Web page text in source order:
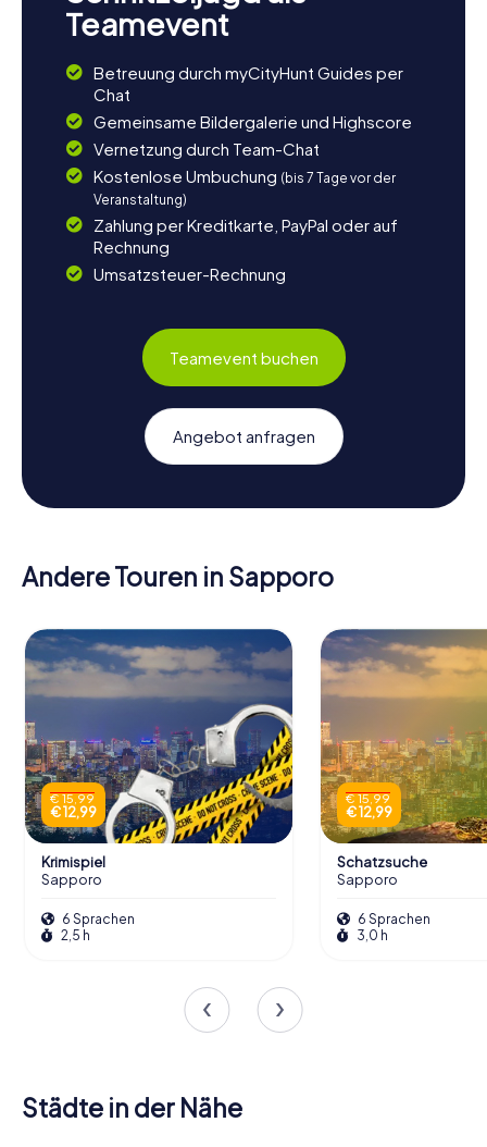
Teamevent
Betreuung durch myCityHunt Guides per
Chat
Gemeinsame Bildergalerie und Highscore
Vernetzung durch Team-Chat
Kostenlose Umbuchung (bis 7 Tage vor der
Veranstaltung)
Zahlung per Kreditkarte, PayPal oder auf
Rechnung
Umsatzsteuer-Rechnung
Teamevent buchen
Angebot anfragen
Andere Touren in Sapporo
€ 15,99
€ 12,99
Krimispiel
Sapporo
6 Sprachen
2,5 h
€ 15,99
€ 12,99
Schatzsuche
Sapporo
6 Sprachen
3,0 h
Städte in der Nähe